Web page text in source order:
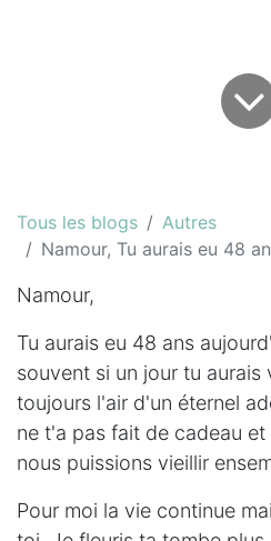
Tous les blogs
Autres
Namour, Tu aurais eu 48
Namour,
Tu aurais eu 48 ans
souvent si un jour tu aurais
toujours l'air d'un éternel
ne t'a pas fait de cadeau
nous puissions vieillir
Pour moi la vie continue